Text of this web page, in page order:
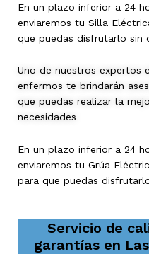
En un plazo inferior a 24
enviaremos tu Silla
que puedas disfrutarlo sin
Uno de nuestros expertos
enfermos te brindarán
que puedas realizar la
necesidades
En un plazo inferior a 24
enviaremos tu Grúa
para que puedas
Servicio de
garantías en